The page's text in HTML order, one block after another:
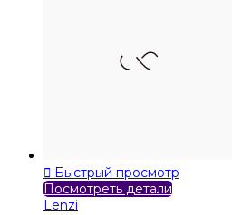
 Быстрый просмотр
Посмотреть детали
Lenzi